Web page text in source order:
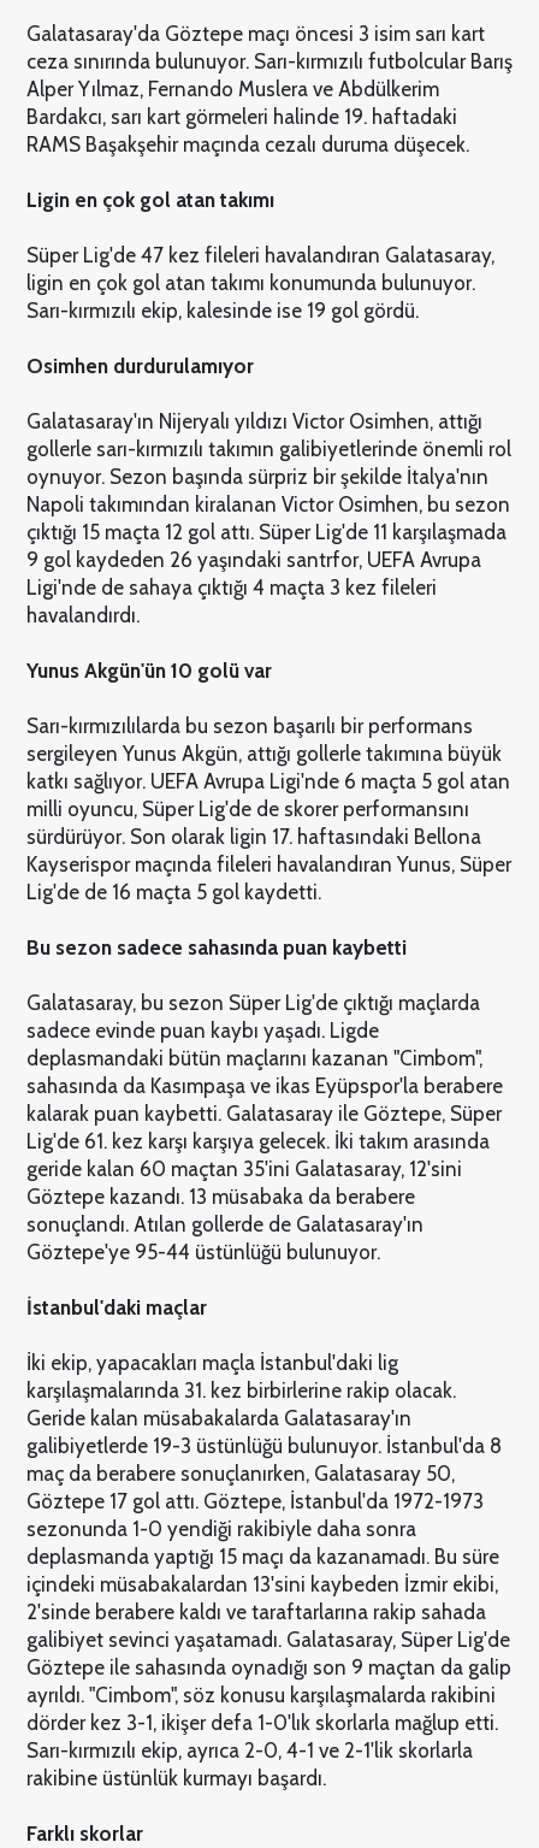
Galatasaray'da Göztepe maçı öncesi 3 isim sarı kart
ceza sınırında bulunuyor. Sarı-kırmızılı futbolcular Barış
Alper Yılmaz, Fernando Muslera ve Abdülkerim
Bardakcı, sarı kart görmeleri halinde 19. haftadaki
RAMS Başakşehir maçında cezalı duruma düşecek.
Ligin en çok gol atan takımı
Süper Lig'de 47 kez fileleri havalandıran Galatasaray,
ligin en çok gol atan takımı konumunda bulunuyor.
Sarı-kırmızılı ekip, kalesinde ise 19 gol gördü.
Osimhen durdurulamıyor
Galatasaray'ın Nijeryalı yıldızı Victor Osimhen, attığı
gollerle sarı-kırmızılı takımın galibiyetlerinde önemli rol
oynuyor. Sezon başında sürpriz bir şekilde İtalya'nın
Napoli takımından kiralanan Victor Osimhen, bu sezon
çıktığı 15 maçta 12 gol attı. Süper Lig'de 11 karşılaşmada
9 gol kaydeden 26 yaşındaki santrfor, UEFA Avrupa
Ligi'nde de sahaya çıktığı 4 maçta 3 kez fileleri
havalandırdı.
Yunus Akgün'ün 10 golü var
Sarı-kırmızılılarda bu sezon başarılı bir performans
sergileyen Yunus Akgün, attığı gollerle takımına büyük
katkı sağlıyor. UEFA Avrupa Ligi'nde 6 maçta 5 gol atan
milli oyuncu, Süper Lig'de de skorer performansını
sürdürüyor. Son olarak ligin 17. haftasındaki Bellona
Kayserispor maçında fileleri havalandıran Yunus, Süper
Lig'de de 16 maçta 5 gol kaydetti.
Bu sezon sadece sahasında puan kaybetti
Galatasaray, bu sezon Süper Lig'de çıktığı maçlarda
sadece evinde puan kaybı yaşadı. Ligde
deplasmandaki bütün maçlarını kazanan "Cimbom",
sahasında da Kasımpaşa ve ikas Eyüpspor'la berabere
kalarak puan kaybetti. Galatasaray ile Göztepe, Süper
Lig'de 61. kez karşı karşıya gelecek. İki takım arasında
geride kalan 60 maçtan 35'ini Galatasaray, 12'sini
Göztepe kazandı. 13 müsabaka da berabere
sonuçlandı. Atılan gollerde de Galatasaray'ın
Göztepe'ye 95-44 üstünlüğü bulunuyor.
İstanbul'daki maçlar
İki ekip, yapacakları maçla İstanbul'daki lig
karşılaşmalarında 31. kez birbirlerine rakip olacak.
Geride kalan müsabakalarda Galatasaray'ın
galibiyetlerde 19-3 üstünlüğü bulunuyor. İstanbul'da 8
maç da berabere sonuçlanırken, Galatasaray 50,
Göztepe 17 gol attı. Göztepe, İstanbul'da 1972-1973
sezonunda 1-0 yendiği rakibiyle daha sonra
deplasmanda yaptığı 15 maçı da kazanamadı. Bu süre
içindeki müsabakalardan 13'sini kaybeden İzmir ekibi,
2'sinde berabere kaldı ve taraftarlarına rakip sahada
galibiyet sevinci yaşatamadı. Galatasaray, Süper Lig'de
Göztepe ile sahasında oynadığı son 9 maçtan da galip
ayrıldı. "Cimbom", söz konusu karşılaşmalarda rakibini
dörder kez 3-1, ikişer defa 1-0'lık skorlarla mağlup etti.
Sarı-kırmızılı ekip, ayrıca 2-0, 4-1 ve 2-1'lik skorlarla
rakibine üstünlük kurmayı başardı.
Farklı skorlar